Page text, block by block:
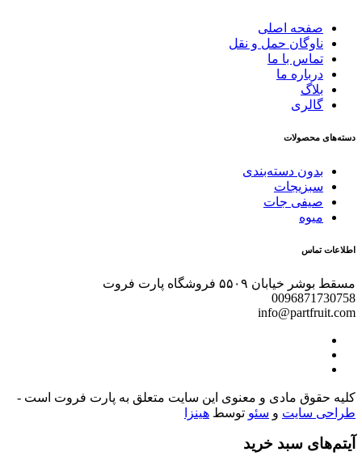
صفحه اصلی
ناوگان حمل و نقل
تماس با ما
درباره ما
بلاگ
گالری
دسته‌های محصولات
بدون دسته‌بندی
سبزیجات
صیفی جات
میوه
اطلاعات تماس
مسقط بوشر خیابان ۵۵۰۹ فروشگاه پارت فروت
0096871730758
info@partfruit.com
کلیه حقوق مادی و معنوی این سایت متعلق به پارت فروت است -
طراحی سایت و سئو توسط هینزا
آیتم‌های سبد خرید